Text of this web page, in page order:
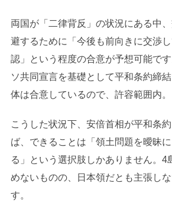
両国が「二律背反」の状況にある中
避するために「今後も前向きに交渉
認」という程度の合意が予想可能で
ソ共同宣言を基礎として平和条約締
体は合意しているので、許容範囲内。
こうした状況下、安倍首相が平和条
ば、できることは「領土問題を曖昧
る」という選択肢しかありません。4
めないものの、日本領だとも主張し
す。